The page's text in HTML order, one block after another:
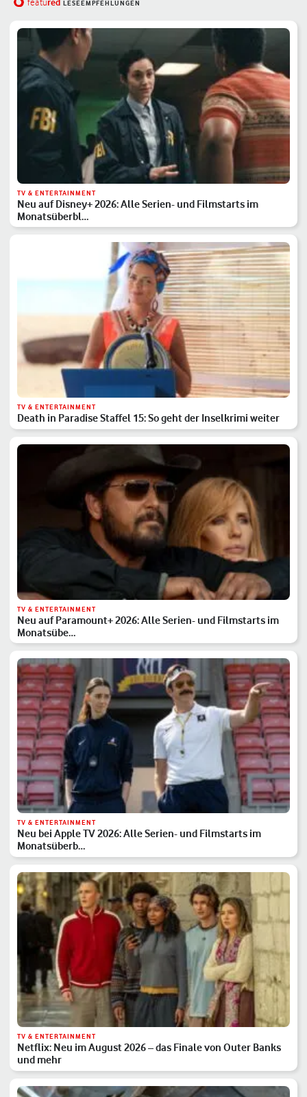
featured LESEEMPFEHLUNGEN
TV & ENTERTAINMENT
Neu auf Disney+ 2026: Alle Serien- und Filmstarts im
Monatsüberbl…
TV & ENTERTAINMENT
Death in Paradise Staffel 15: So geht der Inselkrimi weiter
TV & ENTERTAINMENT
Neu auf Paramount+ 2026: Alle Serien- und Filmstarts im
Monatsübe…
TV & ENTERTAINMENT
Neu bei Apple TV 2026: Alle Serien- und Filmstarts im
Monatsüberb…
TV & ENTERTAINMENT
Netflix: Neu im August 2026 – das Finale von Outer Banks
und mehr